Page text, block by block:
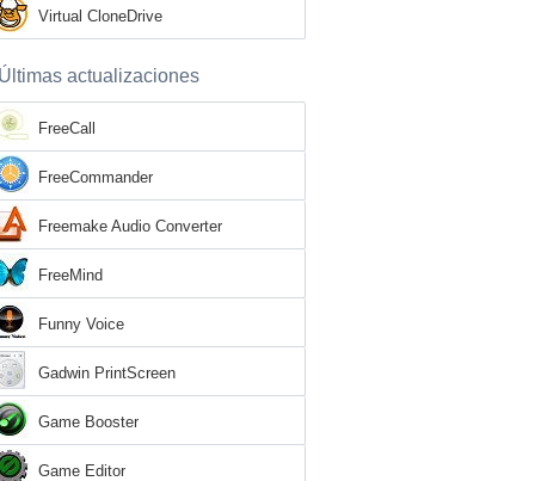
Virtual CloneDrive
actualizaciones
FreeCall
FreeCommander
Freemake Audio Converter
FreeMind
Funny Voice
Gadwin PrintScreen
Game Booster
Game Editor